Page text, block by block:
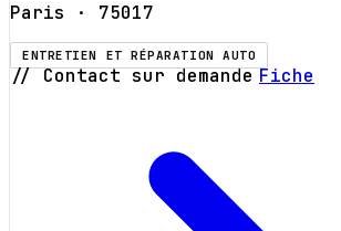
Paris · 75017
ENTRETIEN ET RÉPARATION AUTO
// Contact sur demande Fiche